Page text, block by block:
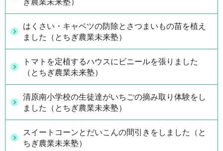
ぎ農業未来塾）
はくさい・キャベツの防除とさつまいもの苗を植え
ました（とちぎ農業未来塾）
トマトを定植するハウスにビニールを張りました
（とちぎ農業未来塾）
清原南小学校の生徒達がいちごの摘み取り体験をし
ました（とちぎ農業未来塾）
スイートコーンとだいこんの間引きをしました（と
ちぎ農業未来塾）